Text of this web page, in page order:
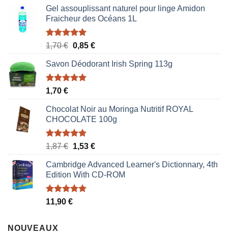
Gel assouplissant naturel pour linge Amidon
Fraicheur des Océans 1L
Note5.00
1,70€ Le
initial
était :
0,85 €Le
actuel
Savon Déodorant Irish Spring 113g
Note5.00
1,70 €
Chocolat Noir au Moringa Nutritif ROYAL
CHOCOLATE 100g
Note5.00
1,87€ Le
initial
était :
1,87 €.
1,53 €Le
actuel
est :
Cambridge Advanced Learner's Dictionnary, 4th
Edition With CD-ROM
Note5.00
11,90 €
NOUVEAUX